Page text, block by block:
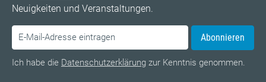
Neuigkeiten und Veranstaltungen.
Abonnieren
Ich habe die Datenschutzerklärung zur Kenntnis genommen.